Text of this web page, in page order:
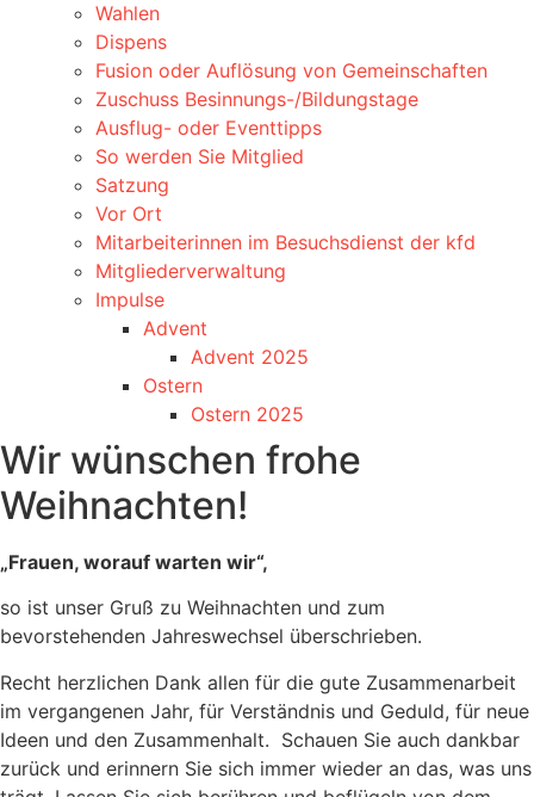
Wahlen
Dispens
Fusion oder Auflösung von Gemeinschaften
Zuschuss Besinnungs-/Bildungstage
Ausflug- oder Eventtipps
So werden Sie Mitglied
Satzung
Vor Ort
Mitarbeiterinnen im Besuchsdienst der kfd
Mitgliederverwaltung
Impulse
Advent
Advent 2025
Ostern
Ostern 2025
Wir wünschen frohe
Weihnachten!
„Frauen, worauf warten wir“,
so ist unser Gruß zu Weihnachten und zum
bevorstehenden Jahreswechsel überschrieben.
Recht herzlichen Dank allen für die gute Zusammenarbeit
im vergangenen Jahr, für Verständnis und Geduld, für neue
Ideen und den Zusammenhalt. Schauen Sie auch dankbar
zurück und erinnern Sie sich immer wieder an das, was uns